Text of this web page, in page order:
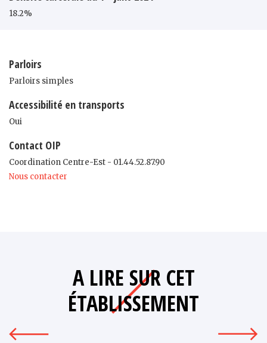
18.2%
Parloirs
Parloirs simples
Accessibilité en transports
Oui
Contact OIP
Coordination Centre-Est - 01.44.52.87.90
Nous contacter
A LIRE SUR CET
ÉTABLISSEMENT